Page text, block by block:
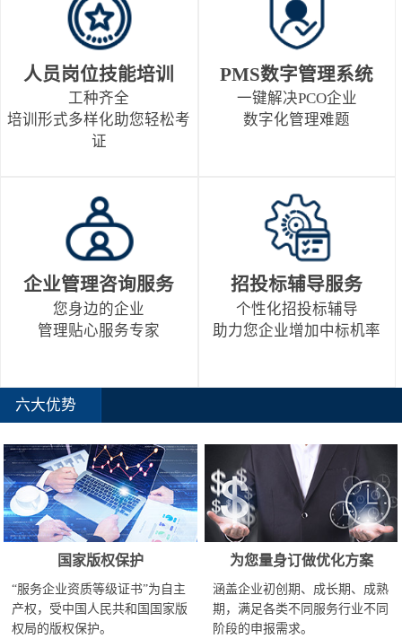
人员岗位技能培训
工种齐全
培训形式多样化助您轻松考
证
PMS数字管理系统
一键解决PCO企业
数字化管理难题
企业管理咨询服务
您身边的企业
管理贴心服务专家
招投标辅导服务
个性化招投标辅导
助力您企业增加中标机率
六大优势
国家版权保护
“服务企业资质等级证书”为自主
产权，受中国人民共和国国家版
权局的版权保护。
为您量身订做优化方案
涵盖企业初创期、成长期、成熟
期，满足各类不同服务行业不同
阶段的申报需求。